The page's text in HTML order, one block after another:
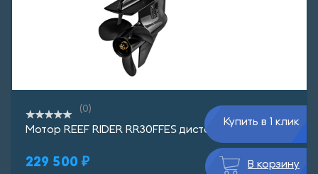
(0)
Мотор REEF RIDER RR30FFES дистанция
229 500 ₽
Купить в 1 клик
В корзину